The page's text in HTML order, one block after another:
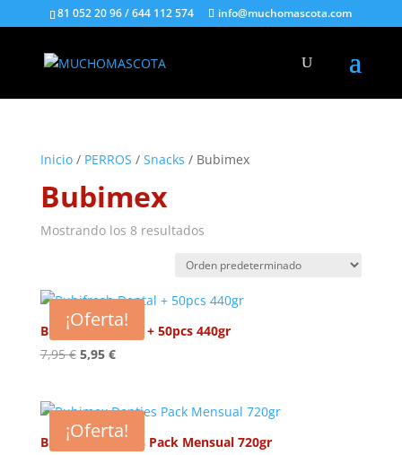
81 052 20 96 / 644 112 574 info@muchomascota.com
Inicio/ PERROS / Snacks / Bubimex
Bubimex
Mostrando los 8 resultados
¡Oferta!
Bubifresh Dental + 50pcs 440gr
7,95€ El
era:
7,95 €.
5,95 €El
es:
5,95 €.
¡Oferta!
Bubimex Denties Pack Mensual 720gr